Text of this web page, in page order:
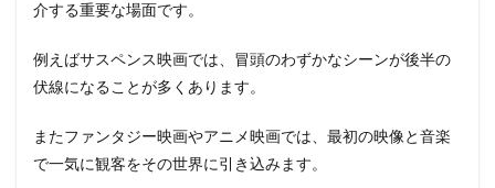
介する重要な場面です。
例えばサスペンス映画では、冒頭のわずかなシーンが後半の
伏線になることが多くあります。
またファンタジー映画やアニメ映画では、最初の映像と音楽
で一気に観客をその世界に引き込みます。